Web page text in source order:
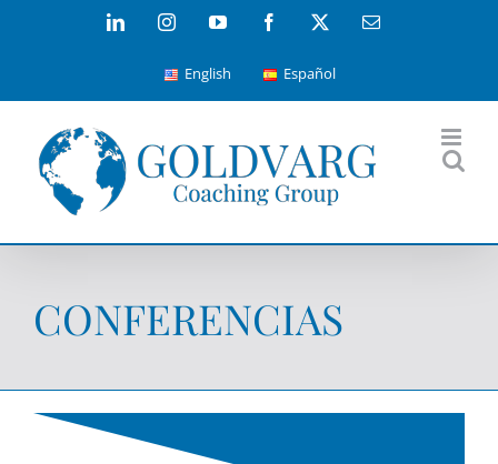
LinkedInInstagramYouTube Facebook Email
English Español
CONFERENCIAS